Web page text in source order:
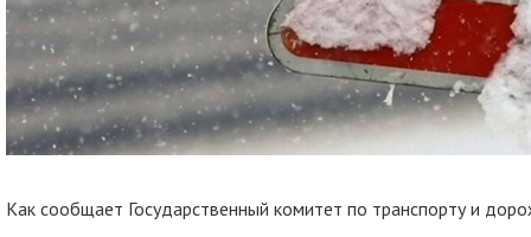
Как сообщает Государственный комитет по транспорту и